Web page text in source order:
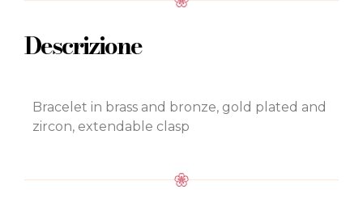
Descrizione
Bracelet in brass and bronze, gold plated and
zircon, extendable clasp